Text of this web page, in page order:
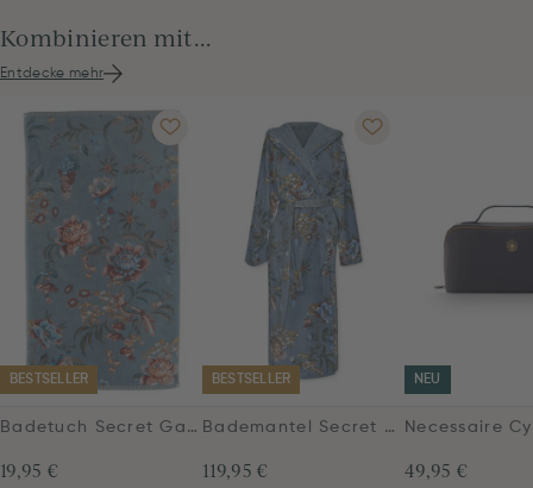
Kombinieren mit...
Entdecke mehr
BESTSELLER
Badetuch Secret Garden Blau 55x100cm
19,95 €
BESTSELLER
Bademantel Secret Garden Blau
119,95 €
NEU
49,95 €